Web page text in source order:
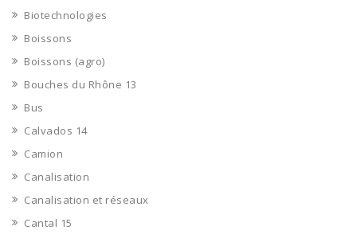
Biotechnologies
Boissons
Boissons (agro)
Bouches du Rhône 13
Bus
Calvados 14
Camion
Canalisation
Canalisation et réseaux
Cantal 15